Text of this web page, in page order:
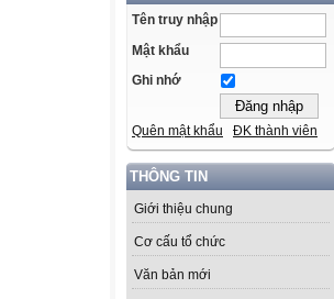
Tên truy nhập
Mật khẩu
Ghi nhớ
Quên mật khẩu ĐK thành viên
THÔNG TIN
Giới thiệu chung
Cơ cấu tổ chức
Văn bản mới